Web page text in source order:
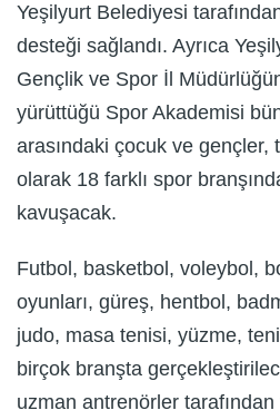
Yeşilyurt Belediyesi
desteği sağlandı. Ayrıca
Gençlik ve Spor İl
yürüttüğü Spor Akademisi
arasındaki çocuk ve gençler,
olarak 18 farklı spor
kavuşacak.
Futbol, basketbol, voleybol,
oyunları, güreş, hentbol,
judo, masa tenisi, yüzme,
birçok branşta
uzman antrenörler